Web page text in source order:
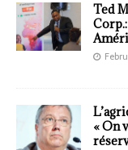
Ted
« On